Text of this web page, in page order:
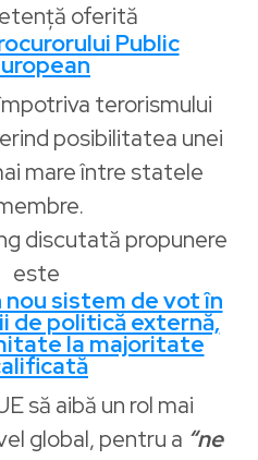
oferită
Public
terorismului
posibilitatea unei
mare între statele
discutată propunere
este
nou sistem de vot în
de politică externă,
la majoritate
să aibă un rol mai
global, pentru a “ne